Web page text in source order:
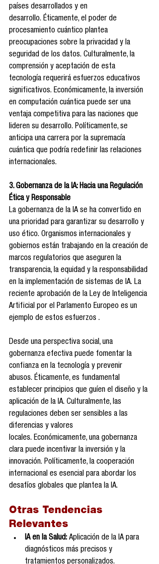
países desarrollados y en
desarrollo. Éticamente, el poder de
procesamiento cuántico plantea
preocupaciones sobre la privacidad y la
seguridad de los datos. Culturalmente, la
comprensión y aceptación de esta
tecnología requerirá esfuerzos educativos
significativos. Económicamente, la inversión
en computación cuántica puede ser una
ventaja competitiva para las naciones que
lideren su desarrollo. Políticamente, se
anticipa una carrera por la supremacía
cuántica que podría redefinir las relaciones
internacionales.
3. Gobernanza de la IA: Hacia una Regulación
Ética y Responsable
La gobernanza de la IA se ha convertido en
una prioridad para garantizar su desarrollo y
uso ético. Organismos internacionales y
gobiernos están trabajando en la creación de
marcos regulatorios que aseguren la
transparencia, la equidad y la responsabilidad
en la implementación de sistemas de IA. La
reciente aprobación de la Ley de Inteligencia
Artificial por el Parlamento Europeo es un
ejemplo de estos esfuerzos .
Desde una perspectiva social, una
gobernanza efectiva puede fomentar la
confianza en la tecnología y prevenir
abusos. Éticamente, es fundamental
establecer principios que guíen el diseño y la
aplicación de la IA. Culturalmente, las
regulaciones deben ser sensibles a las
diferencias y valores
locales. Económicamente, una gobernanza
clara puede incentivar la inversión y la
innovación. Políticamente, la cooperación
internacional es esencial para abordar los
desafíos globales que plantea la IA.
Otras Tendencias
Relevantes
IA en la Salud: Aplicación de la IA para
diagnósticos más precisos y
tratamientos personalizados.